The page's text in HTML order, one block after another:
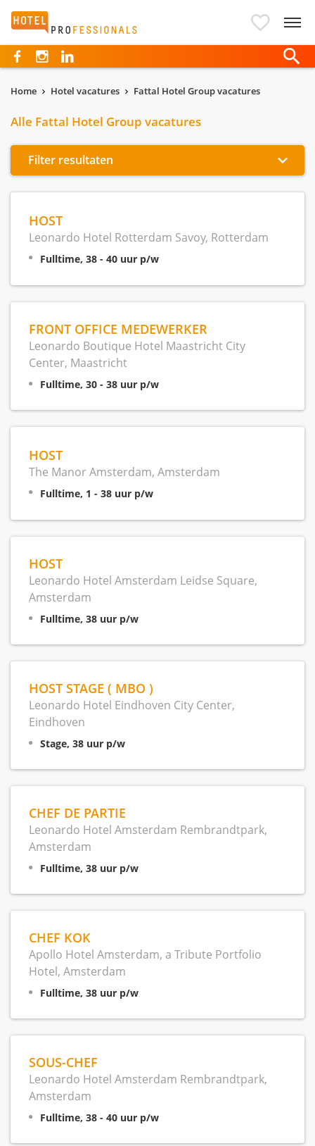
Hotelprofessionals
Home Hotel vacatures Fattal Hotel Group vacatures
Alle Fattal Hotel Group vacatures
Filter resultaten
HOST
Leonardo Hotel Rotterdam Savoy, Rotterdam
Fulltime, 38 - 40 uur p/w
FRONT OFFICE MEDEWERKER
Leonardo Boutique Hotel Maastricht City
Center, Maastricht
Fulltime, 30 - 38 uur p/w
HOST
The Manor Amsterdam, Amsterdam
Fulltime, 1 - 38 uur p/w
HOST
Leonardo Hotel Amsterdam Leidse Square,
Amsterdam
Fulltime, 38 uur p/w
HOST STAGE ( MBO )
Leonardo Hotel Eindhoven City Center,
Eindhoven
Stage, 38 uur p/w
CHEF DE PARTIE
Leonardo Hotel Amsterdam Rembrandtpark,
Amsterdam
Fulltime, 38 uur p/w
CHEF KOK
Apollo Hotel Amsterdam, a Tribute Portfolio
Hotel, Amsterdam
Fulltime, 38 uur p/w
SOUS-CHEF
Leonardo Hotel Amsterdam Rembrandtpark,
Amsterdam
Fulltime, 38 - 40 uur p/w